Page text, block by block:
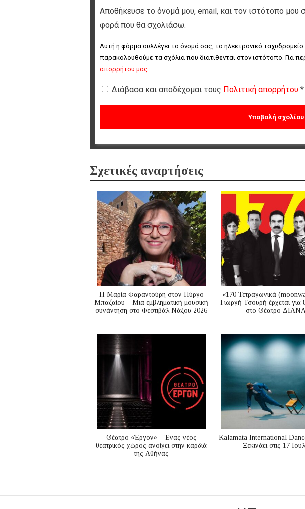
Αποθήκευσε το όνομά μου, email, και τον ιστότοπο μου
φορά που θα σχολιάσω.
Αυτή η φόρμα συλλέγει το όνομά σας, το ηλεκτρονικό
παρακολουθούμε τα σχόλια που διατίθενται στον ιστότοπο. Για
απορρήτου μας.
Διάβασα και αποδέχομαι τους Πολιτική απορρήτου *
Σχετικές αναρτήσεις
Η Μαρία Φαραντούρη στον Πύργο
Μπαζαίου – Μια εμβληματική μουσική
συνάντηση στο Φεστιβάλ Νάξου 2026
«170 Τετραγωνικά
Γιωργή Τσουρή έρχεται για
στο Θέατρο ΔΙΑΝΑ
Θέατρο «Έργον» – Ένας νέος
θεατρικός χώρος ανοίγει στην καρδιά
της Αθήνας
Kalamata International
– Ξεκινάει στις 17